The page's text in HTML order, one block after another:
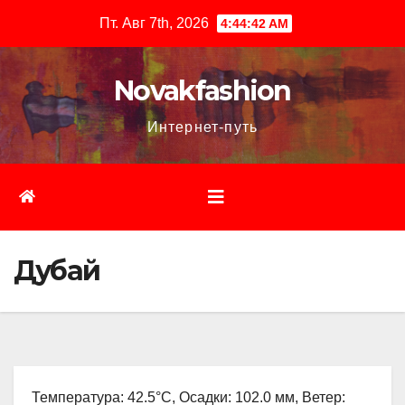
содержимому
Пт. Авг 7th, 2026 4:44:43 AM
Novakfashion
Интернет-путь
Дубай
Температура: 42.5°C, Осадки: 102.0 мм, Ветер: